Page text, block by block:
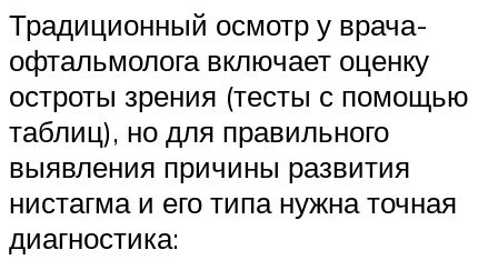
Традиционный осмотр у врача-
офтальмолога включает оценку
остроты зрения (тесты с помощью
таблиц), но для правильного
выявления причины развития
нистагма и его типа нужна точная
диагностика: